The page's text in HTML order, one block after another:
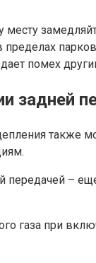
помех
задней
также
–
газа при